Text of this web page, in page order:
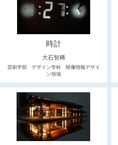
時計
大石智稀
芸術学部 デザイン学科 映像情報デザイ
ン領域